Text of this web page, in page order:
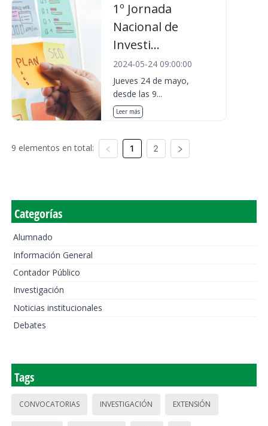
1º Jornada
Nacional de
Investi...
2024-05-24 09:00:00
Jueves 24 de mayo,
desde las 9...
Leer más
9 elementos en total: 1 2
Categorías
Alumnado
Información General
Contador Público
Investigación
Noticias institucionales
Debates
Tags
CONVOCATORIAS INVESTIGACIÓN EXTENSIÓN